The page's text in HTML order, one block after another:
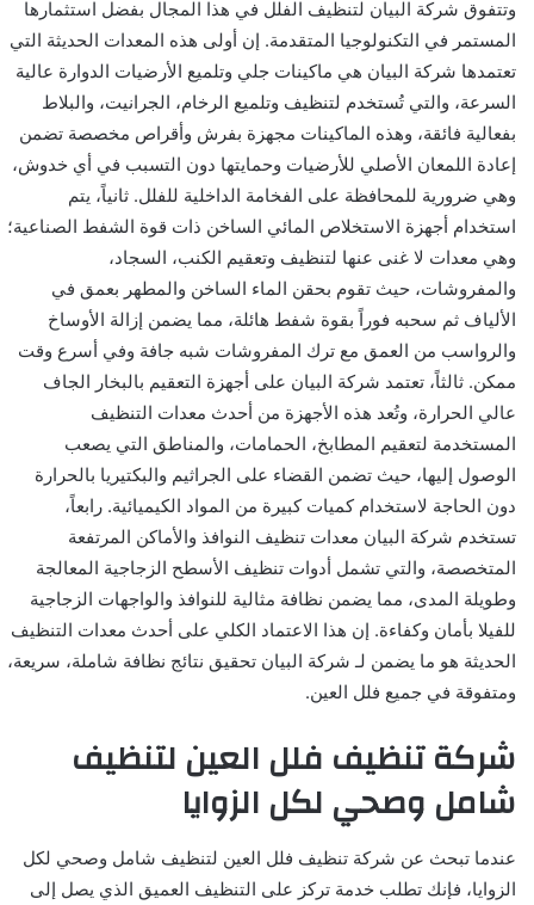
وتتفوق شركة البيان لتنظيف الفلل في هذا المجال بفضل استثمارها
المستمر في التكنولوجيا المتقدمة. إن أولى هذه المعدات الحديثة التي
تعتمدها شركة البيان هي ماكينات جلي وتلميع الأرضيات الدوارة عالية
السرعة، والتي تُستخدم لتنظيف وتلميع الرخام، الجرانيت، والبلاط
بفعالية فائقة، وهذه الماكينات مجهزة بفرش وأقراص مخصصة تضمن
إعادة اللمعان الأصلي للأرضيات وحمايتها دون التسبب في أي خدوش،
وهي ضرورية للمحافظة على الفخامة الداخلية للفلل. ثانياً، يتم
استخدام أجهزة الاستخلاص المائي الساخن ذات قوة الشفط الصناعية؛
وهي معدات لا غنى عنها لتنظيف وتعقيم الكنب، السجاد،
والمفروشات، حيث تقوم بحقن الماء الساخن والمطهر بعمق في
الألياف ثم سحبه فوراً بقوة شفط هائلة، مما يضمن إزالة الأوساخ
والرواسب من العمق مع ترك المفروشات شبه جافة وفي أسرع وقت
ممكن. ثالثاً، تعتمد شركة البيان على أجهزة التعقيم بالبخار الجاف
عالي الحرارة، وتُعد هذه الأجهزة من أحدث معدات التنظيف
المستخدمة لتعقيم المطابخ، الحمامات، والمناطق التي يصعب
الوصول إليها، حيث تضمن القضاء على الجراثيم والبكتيريا بالحرارة
دون الحاجة لاستخدام كميات كبيرة من المواد الكيميائية. رابعاً،
تستخدم شركة البيان معدات تنظيف النوافذ والأماكن المرتفعة
المتخصصة، والتي تشمل أدوات تنظيف الأسطح الزجاجية المعالجة
وطويلة المدى، مما يضمن نظافة مثالية للنوافذ والواجهات الزجاجية
للفيلا بأمان وكفاءة. إن هذا الاعتماد الكلي على أحدث معدات التنظيف
الحديثة هو ما يضمن لـ شركة البيان تحقيق نتائج نظافة شاملة، سريعة،
ومتفوقة في جميع فلل العين.
شركة تنظيف فلل العين لتنظيف
شامل وصحي لكل الزوايا
عندما تبحث عن شركة تنظيف فلل العين لتنظيف شامل وصحي لكل
الزوايا، فإنك تطلب خدمة تركز على التنظيف العميق الذي يصل إلى